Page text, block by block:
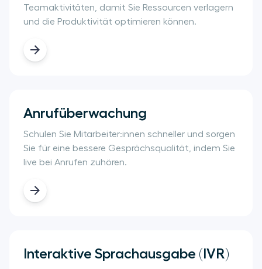
Teamaktivitäten, damit Sie Ressourcen verlagern
und die Produktivität optimieren können.
Anrufüberwachung
Schulen Sie Mitarbeiter:innen schneller und sorgen
Sie für eine bessere Gesprächsqualität, indem Sie
live bei Anrufen zuhören.
Interaktive Sprachausgabe (IVR)